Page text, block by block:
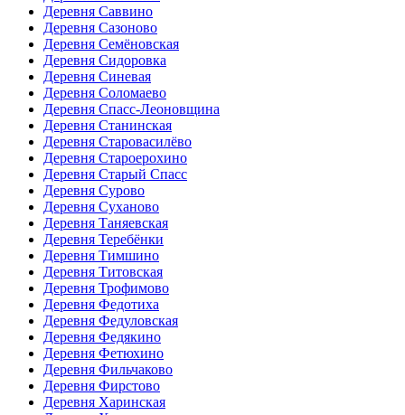
Деревня Саввино
Деревня Сазоново
Деревня Семёновская
Деревня Сидоровка
Деревня Синевая
Деревня Соломаево
Деревня Спасс-Леоновщина
Деревня Станинская
Деревня Старовасилёво
Деревня Староерохино
Деревня Старый Спасс
Деревня Сурово
Деревня Суханово
Деревня Таняевская
Деревня Теребёнки
Деревня Тимшино
Деревня Титовская
Деревня Трофимово
Деревня Федотиха
Деревня Федуловская
Деревня Федякино
Деревня Фетюхино
Деревня Фильчаково
Деревня Фирстово
Деревня Харинская